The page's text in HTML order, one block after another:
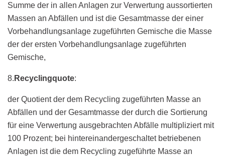
Summe der in allen Anlagen zur Verwertung aussortierten
Massen an Abfällen und ist die Gesamtmasse der einer
Vorbehandlungsanlage zugeführten Gemische die Masse
der der ersten Vorbehandlungsanlage zugeführten
Gemische,
8. Recyclingquote:
der Quotient der dem Recycling zugeführten Masse an
Abfällen und der Gesamtmasse der durch die Sortierung
für eine Verwertung ausgebrachten Abfälle multipliziert mit
100 Prozent; bei hintereinandergeschaltet betriebenen
Anlagen ist die dem Recycling zugeführte Masse an